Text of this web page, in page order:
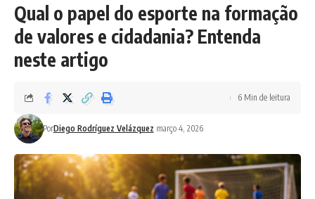
Qual o papel do esporte na formação
de valores e cidadania? Entenda
neste artigo
PorDiego Rodríguez Velázquez março 4, 2026
6 Min de leitura